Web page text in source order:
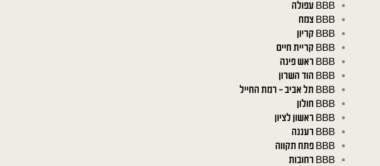
BBB עפולה
BBB צמח
BBB קריון
BBB קריית חיים
BBB ראש פינה
BBB הוד השרון
BBB תל אביב – רמת החייל
BBB חולון
BBB ראשון לציון
BBB רעננה
BBB פתח תקווה
BBB רחובות